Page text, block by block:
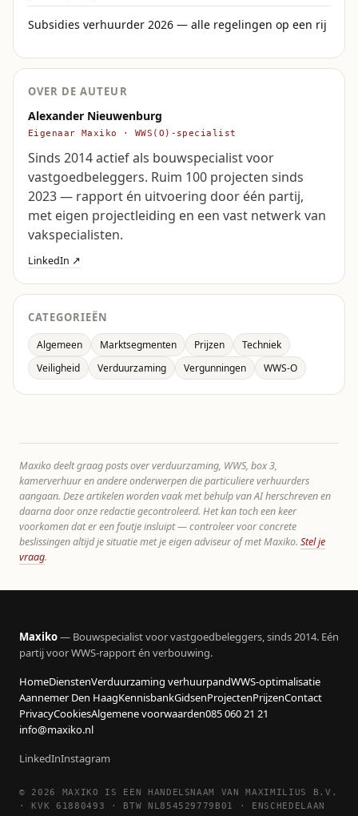
Subsidies verhuurder 2026 — alle regelingen op een rij
OVER DE AUTEUR
Alexander Nieuwenburg
Eigenaar Maxiko · WWS(O)-specialist
Sinds 2014 actief als bouwspecialist voor
vastgoedbeleggers. Ruim 100 projecten sinds
2023 — rapport én uitvoering door één partij,
met eigen projectleiding en een vast netwerk van
vakspecialisten.
LinkedIn ↗
CATEGORIEËN
Algemeen Marktsegmenten Prijzen
Techniek
Veiligheid
Verduurzaming Vergunningen WWS-O
Maxiko deelt graag posts over verduurzaming, WWS, box 3,
kamerverhuur en andere onderwerpen die particuliere verhuurders
aangaan. Deze artikelen worden vaak met behulp van AI herschreven en
daarna door onze redactie gecontroleerd. Het kan toch een keer
voorkomen dat er een foutje insluipt — controleer voor concrete
beslissingen altijd je situatie met je eigen adviseur of met Maxiko. Stel je
vraag.
Maxiko— Bouwspecialist voor vastgoedbeleggers, sinds 2014. Eén
partij voor WWS-rapport én verbouwing.
HomeDienstenVerduurzaming verhuurpandWWS-optimalisatie
Aannemer Den HaagKennisbankGidsenProjectenPrijzenContact
PrivacyCookiesAlgemene voorwaarden085 060 21 21
info@maxiko.nl
LinkedInInstagram
© 2026 MAXIKO IS EEN HANDELSNAAM VAN MAXIMILIUS B.V.
· KVK 61880493 · BTW NL854529779B01 · ENSCHEDELAAN